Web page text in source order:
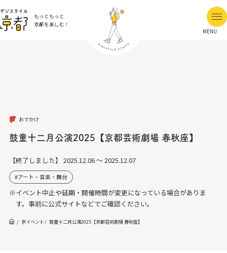
もっともっと
京都を楽しむ！
MENU
おでかけ
鼓童十二月公演2025【京都芸術劇場 春秋座】
【終了しました】 2025.12.06 ～ 2025.12.07
アート・音楽・舞台
※イベント中止や延期・開催時間が変更になっている場合がありま
す。事前に公式サイトなどでご確認ください。
京イベント 鼓童十二月公演2025【京都芸術劇場 春秋座】